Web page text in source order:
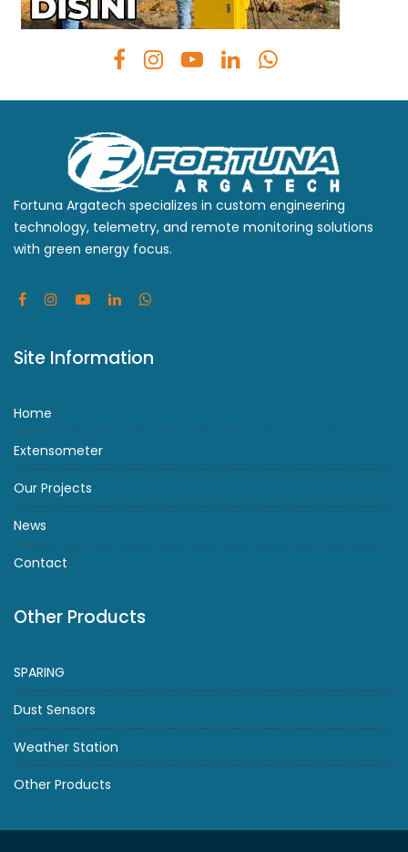
Fortuna Argatech specializes in custom engineering
technology, telemetry, and remote monitoring solutions
with green energy focus.
Site Information
Home
Extensometer
Our Projects
News
Contact
Other Products
SPARING
Dust Sensors
Weather Station
Other Products